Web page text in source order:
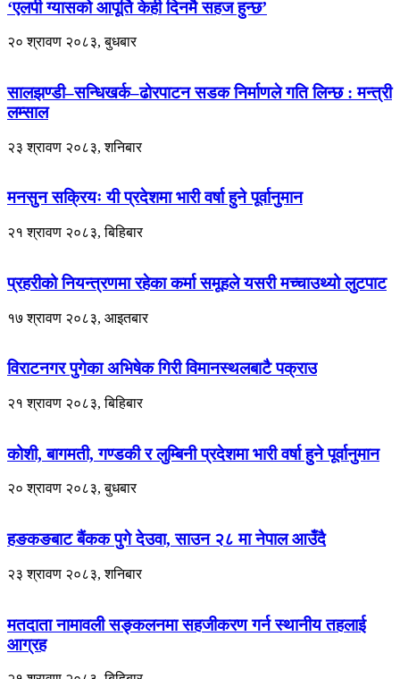
‘एलपी ग्यासको आपूर्ति केही दिनमै सहज हुन्छ’
२० श्रावण २०८३, बुधबार
सालझण्डी–सन्धिखर्क–ढोरपाटन सडक निर्माणले गति लिन्छ : मन्त्री
लम्साल
२३ श्रावण २०८३, शनिबार
मनसुन सक्रियः यी प्रदेशमा भारी वर्षा हुने पूर्वानुमान
२१ श्रावण २०८३, बिहिबार
प्रहरीको नियन्त्रणमा रहेका कर्मा समूहले यसरी मच्चाउथ्यो लुटपाट
१७ श्रावण २०८३, आइतबार
विराटनगर पुगेका अभिषेक गिरी विमानस्थलबाटै पक्राउ
२१ श्रावण २०८३, बिहिबार
कोशी, बागमती, गण्डकी र लुम्बिनी प्रदेशमा भारी वर्षा हुने पूर्वानुमान
२० श्रावण २०८३, बुधबार
हङकङबाट बैंकक पुगे देउवा, साउन २८ मा नेपाल आउँदै
२३ श्रावण २०८३, शनिबार
मतदाता नामावली सङ्कलनमा सहजीकरण गर्न स्थानीय तहलाई
आग्रह